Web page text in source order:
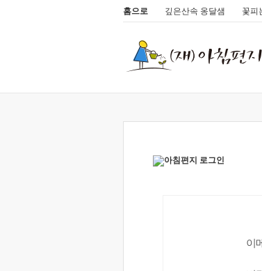
홈으로 깊은산속 옹달샘 꽃피
이